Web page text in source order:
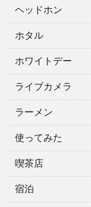
ヘッドホン
ホタル
ホワイトデー
ライブカメラ
ラーメン
使ってみた
喫茶店
宿泊